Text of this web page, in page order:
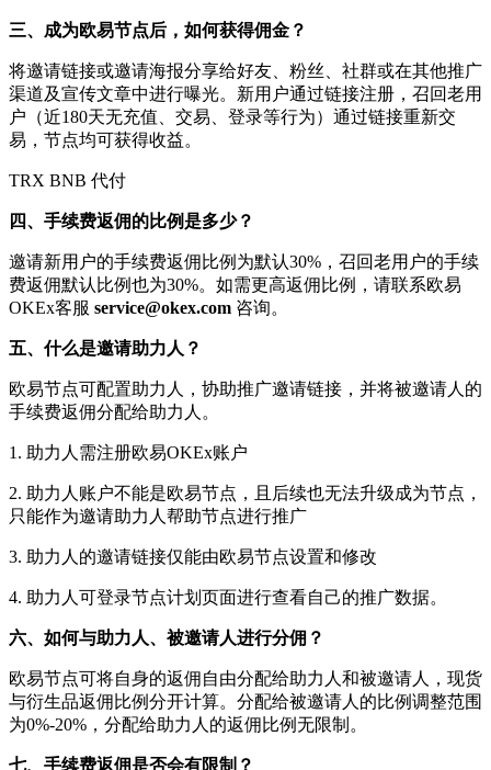
三、成为欧易节点后，如何获得佣金？
将邀请链接或邀请海报分享给好友、粉丝、社群或在其他推广
渠道及宣传文章中进行曝光。新用户通过链接注册，召回老用
户（近180天无充值、交易、登录等行为）通过链接重新交
易，节点均可获得收益。
TRX BNB 代付
四、手续费返佣的比例是多少？
邀请新用户的手续费返佣比例为默认30%，召回老用户的手续
费返佣默认比例也为30%。如需更高返佣比例，请联系欧易
OKEx客服 service@okex.com 咨询。
五、什么是邀请助力人？
欧易节点可配置助力人，协助推广邀请链接，并将被邀请人的
手续费返佣分配给助力人。
1. 助力人需注册欧易OKEx账户
2. 助力人账户不能是欧易节点，且后续也无法升级成为节点，
只能作为邀请助力人帮助节点进行推广
3. 助力人的邀请链接仅能由欧易节点设置和修改
4. 助力人可登录节点计划页面进行查看自己的推广数据。
六、如何与助力人、被邀请人进行分佣？
欧易节点可将自身的返佣自由分配给助力人和被邀请人，现货
与衍生品返佣比例分开计算。分配给被邀请人的比例调整范围
为0%-20%，分配给助力人的返佣比例无限制。
七、手续费返佣是否会有限制？